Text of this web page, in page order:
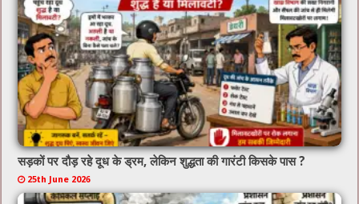
सड़कों पर दौड़ रहे दूध के ड्रम, लेकिन शुद्धता की गारंटी किसके पास ?
25th June 2026